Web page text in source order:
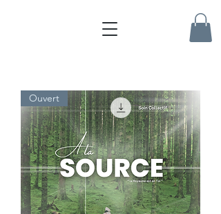
Ouvert